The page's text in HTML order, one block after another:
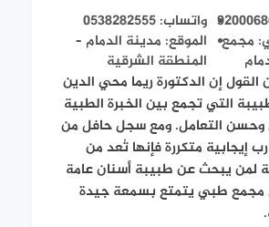
واتساب: 0538282555
مجمع
الموقع: مدينة الدمام –
المنطقة الشرقية
إن الدكتورة ريما محي الدين
التي تجمع بين الخبرة الطبية
وحسن التعامل. ومع سجل حافل من
إيجابية متكررة فإنها تُعد من
لمن يبحث عن طبيبة أسنان عامة
مجمع طبي يتمتع بسمعة جيدة